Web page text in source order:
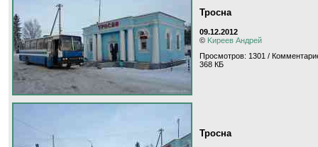
Тросна
09.12.2012
© Kиpeeв Aндpeй
Просмотров: 1301 /
368 КБ
Тросна